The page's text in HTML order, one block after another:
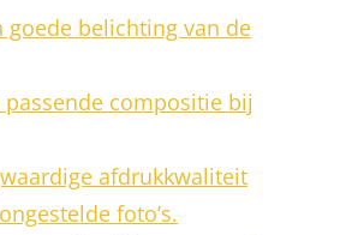
goede belichting van de
passende compositie bij
afdrukkwaliteit
foto’s.